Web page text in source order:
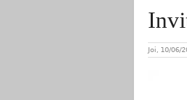
Joi, 10/06/